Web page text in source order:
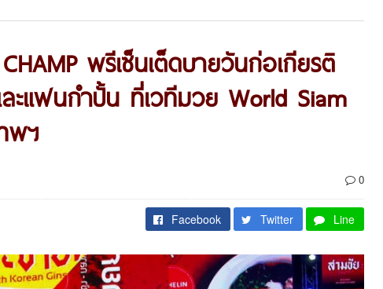
พรีเซ็นเต็ดบายวันก่อเกียรติ
ะแฟนกำปั้น ที่เวทีมวย World Siam
พฯ
0
Facebook Twitter Line